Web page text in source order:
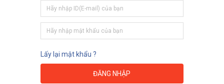
Lấy lại mật khẩu ?